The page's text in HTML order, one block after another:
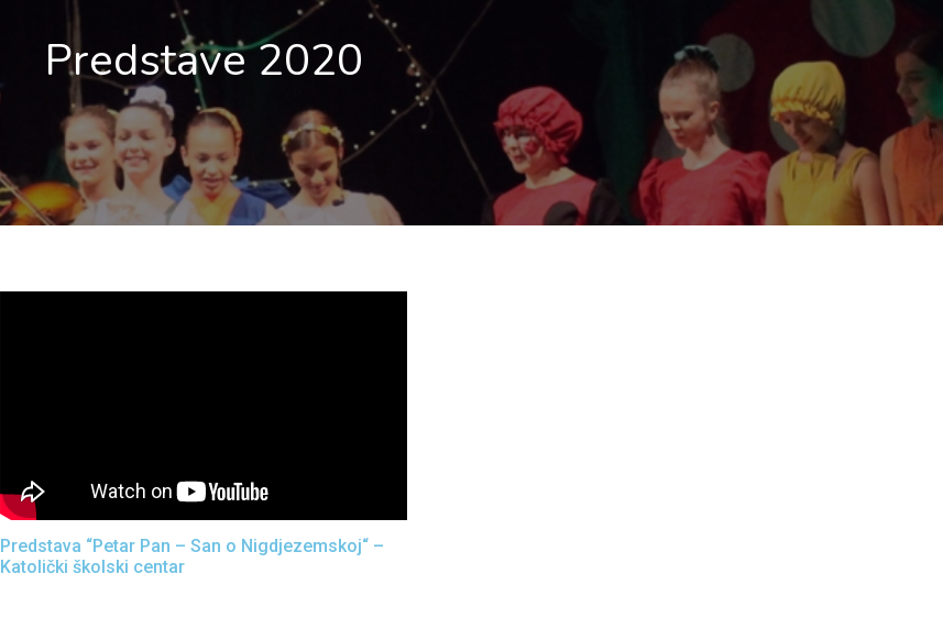
Predstave 2020
Predstava “Petar Pan – San o Nigdjezemskoj“ –
Katolički školski centar